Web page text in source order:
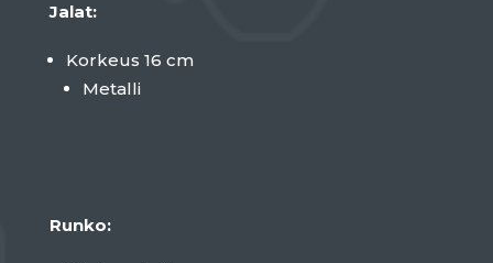
Jalat:
Korkeus 16 cm
Metalli
Runko: